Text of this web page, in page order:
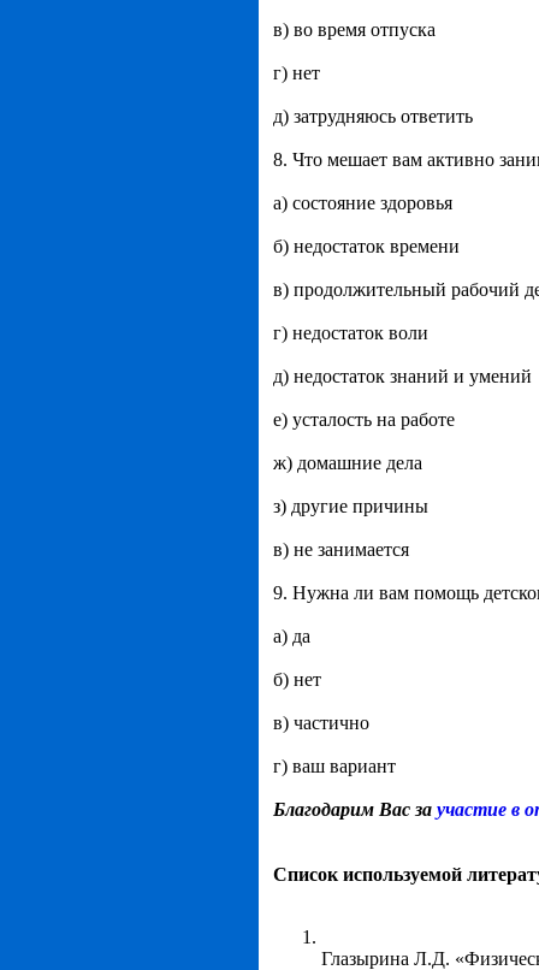
в) во время отпуска
г) нет
д) затрудняюсь ответить
8. Что мешает вам активно
а) состояние здоровья
б) недостаток времени
в) продолжительный рабочий
г) недостаток воли
д) недостаток знаний и умений
е) усталость на работе
ж) домашние дела
з) другие причины
в) не занимается
9. Нужна ли вам помощь
а) да
б) нет
в) частично
г) ваш вариант
Благодарим Вас за участие в
Список используемой
Глазырина Л.Д.